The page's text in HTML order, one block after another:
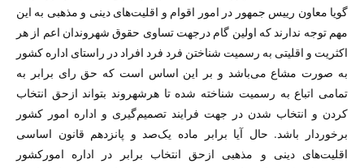
گویا معاون رییس جمهور در امور اقوام و اقلیت‌های دینی و مذهبی به این
مهم توجه ندارند که اولین گام درجهت تساوی حقوق شهروندان اعم از هر
اکثریت و اقلیتی به رسمیت شناختن فرد فرد افراد در راستای اداره کشور
به صورت مشاع می‌باشد و بر این اساس است که حق رای برابر به
تمامی اتباع به رسمیت شناخته شده تا هرشهروند بتواند ازحق انتخاب
کردن و انتخاب شدن در جهت فرایند تصمیم‌گیری و اداره امور کشور
برخوردار باشد. حال آیا برابر ماده یک‌صد و پانزدهم قانون اساسی
اقلیت‌های دینی و مذهبی ازحق انتخاب برابر در اداره امورکشور